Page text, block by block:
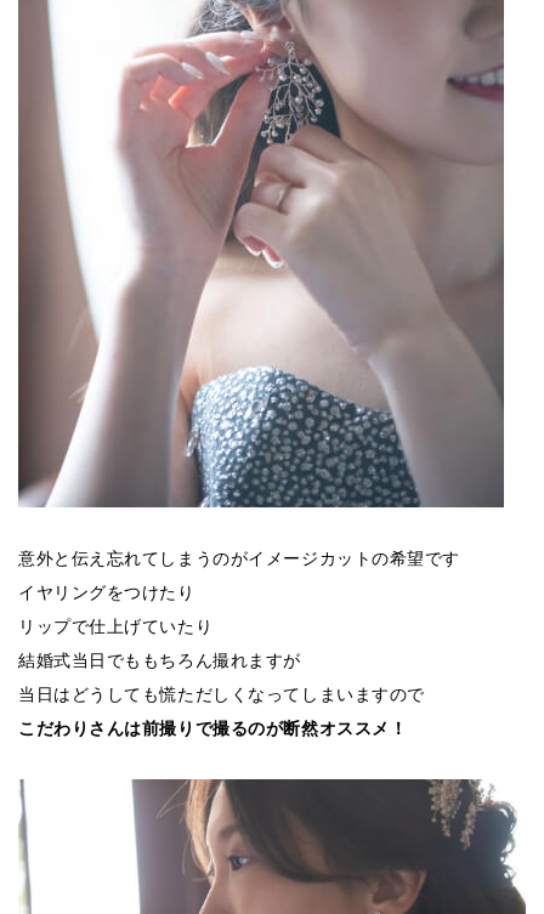
意外と伝え忘れてしまうのがイメージカットの希望です
イヤリングをつけたり
リップで仕上げていたり
結婚式当日でももちろん撮れますが
当日はどうしても慌ただしくなってしまいますので
こだわりさんは前撮りで撮るのが断然オススメ！